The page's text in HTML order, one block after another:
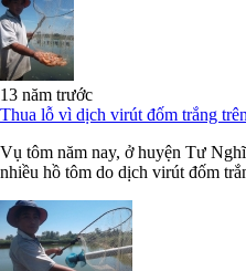
13 năm trước
Thua lỗ vì dịch virút đốm trắng
Vụ tôm năm nay, ở huyện Tư
nhiều hồ tôm do dịch virút đốm